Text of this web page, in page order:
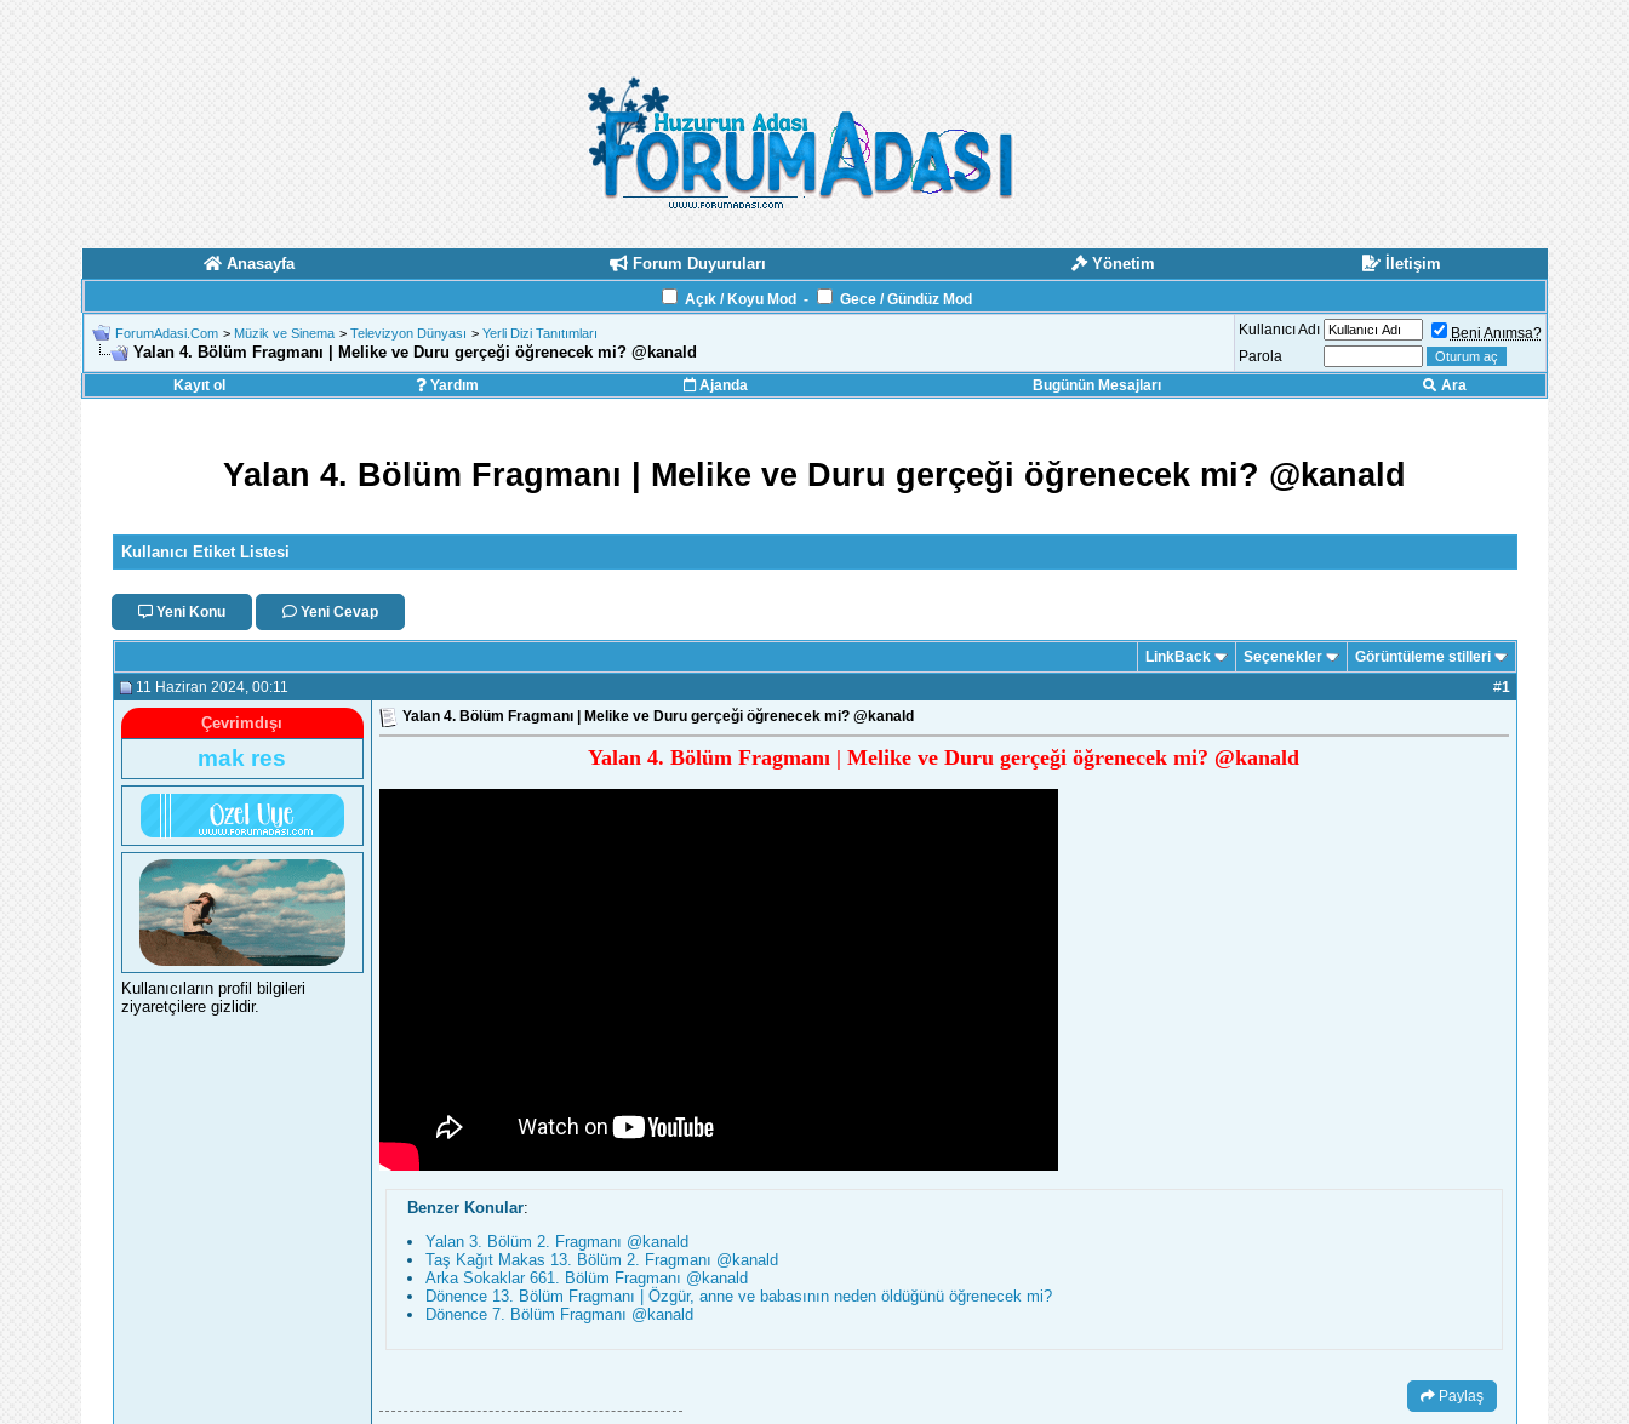
Anasayfa Forum Duyuruları Yönetim İletişim
Açık / Koyu Mod - Gece / Gündüz Mod
ForumAdasi.Com > Müzik ve Sinema > Televizyon Dünyası > Yerli Dizi Tanıtımları
Yalan 4. Bölüm Fragmanı | Melike ve Duru gerçeği öğrenecek mi? @kanald
Kullanıcı Adı
Beni Anımsa?
Parola
Kayıt ol
Yardım Ajanda Bugünün Mesajları Ara
Yalan 4. Bölüm Fragmanı | Melike ve Duru gerçeği öğrenecek mi? @kanald
Kullanıcı Etiket Listesi
Yeni Konu Yeni Cevap
LinkBack Seçenekler Görüntüleme stilleri
11 Haziran 2024, 00:11 #1
Çevrimdışı
mak res
Kullanıcıların profil bilgileri
ziyaretçilere gizlidir.
Yalan 4. Bölüm Fragmanı | Melike ve Duru gerçeği öğrenecek mi? @kanald
Yalan 4. Bölüm Fragmanı | Melike ve Duru gerçeği öğrenecek mi? @kanald
Benzer Konular:
Yalan 3. Bölüm 2. Fragmanı @kanald
Taş Kağıt Makas 13. Bölüm 2. Fragmanı @kanald
Arka Sokaklar 661. Bölüm Fragmanı @kanald
Dönence 13. Bölüm Fragmanı | Özgür, anne ve babasının neden öldüğünü öğrenecek mi?
Dönence 7. Bölüm Fragmanı @kanald
Paylaş